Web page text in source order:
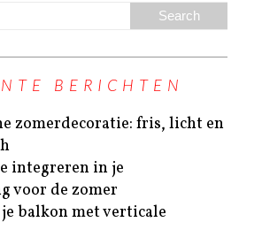
BERICHTEN
zomerdecoratie: fris, licht en
integreren in je
voor de zomer
balkon met verticale